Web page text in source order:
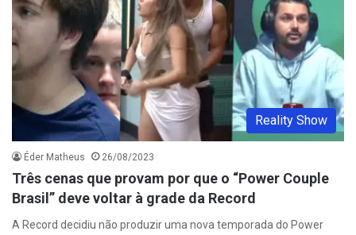
Reality Show
Éder Matheus 26/08/2023
Três cenas que provam por que o “Power Couple
Brasil” deve voltar à grade da Record
A Record decidiu não produzir uma nova temporada do Power